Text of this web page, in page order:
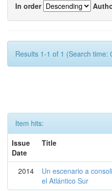
In order
Results 1-1 of 1 (Search time:
Item hits:
Issue
Date
Title
2014
Un escenario a
el Atlántico Sur